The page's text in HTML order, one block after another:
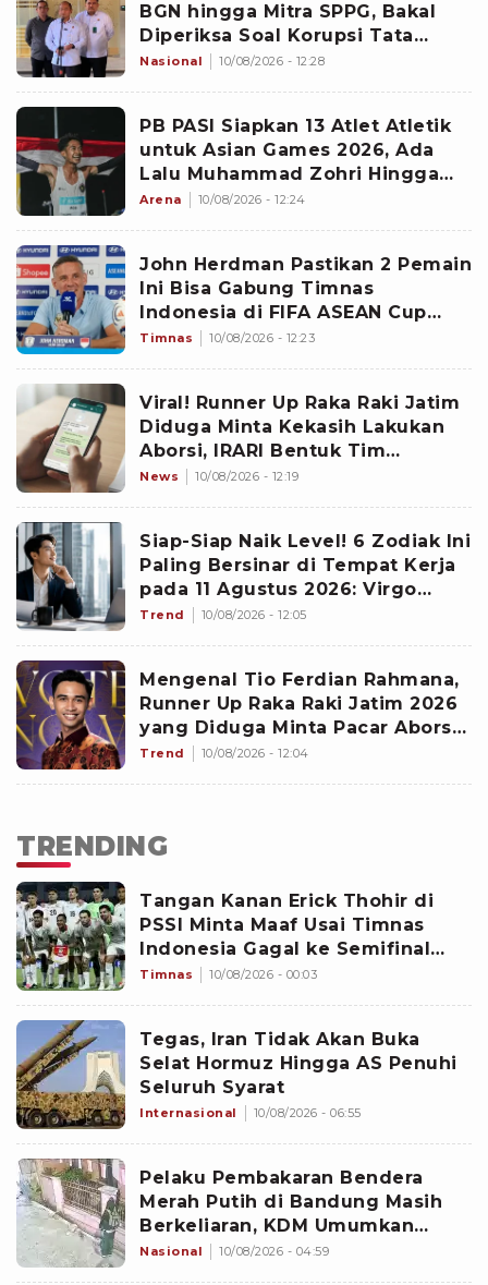
BGN hingga Mitra SPPG, Bakal
Diperiksa Soal Korupsi Tata
Kelola MBG
Nasional 10/08/2026 - 12:28
PB PASI Siapkan 13 Atlet Atletik
untuk Asian Games 2026, Ada
Lalu Muhammad Zohri Hingga
Robi Syianturi
Arena 10/08/2026 - 12:24
John Herdman Pastikan 2 Pemain
Ini Bisa Gabung Timnas
Indonesia di FIFA ASEAN Cup
2026
Timnas 10/08/2026 - 12:23
Viral! Runner Up Raka Raki Jatim
Diduga Minta Kekasih Lakukan
Aborsi, IRARI Bentuk Tim
Independen
News 10/08/2026 - 12:19
Siap-Siap Naik Level! 6 Zodiak Ini
Paling Bersinar di Tempat Kerja
pada 11 Agustus 2026: Virgo
Dapat Peran Penting
Trend 10/08/2026 - 12:05
Mengenal Tio Ferdian Rahmana,
Runner Up Raka Raki Jatim 2026
yang Diduga Minta Pacar Aborsi,
Benarkah Anak Pejabat?
Trend 10/08/2026 - 12:04
TRENDING
Tangan Kanan Erick Thohir di
PSSI Minta Maaf Usai Timnas
Indonesia Gagal ke Semifinal
Piala AFF 2026: Jangan Hujat
Timnas 10/08/2026 - 00:03
Tegas, Iran Tidak Akan Buka
Selat Hormuz Hingga AS Penuhi
Seluruh Syarat
Internasional 10/08/2026 - 06:55
Pelaku Pembakaran Bendera
Merah Putih di Bandung Masih
Berkeliaran, KDM Umumkan
Sayembara Berhadiah
Nasional 10/08/2026 - 04:59